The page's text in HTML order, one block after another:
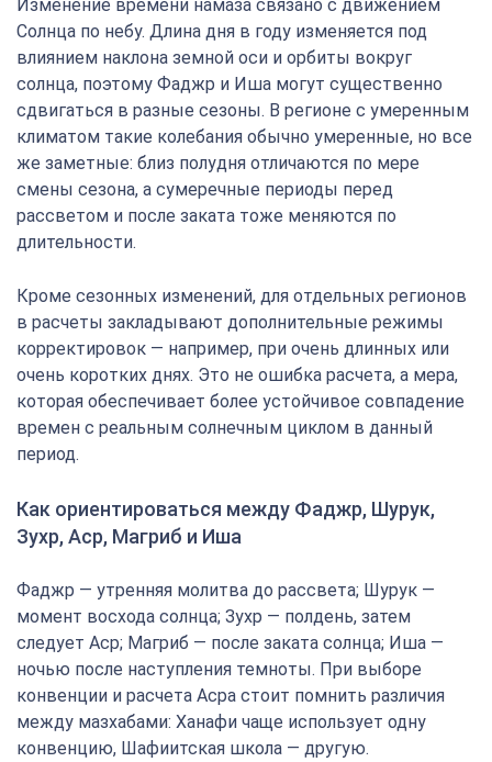
Изменение времени намаза связано с движением
Солнца по небу. Длина дня в году изменяется под
влиянием наклона земной оси и орбиты вокруг
солнца, поэтому Фаджр и Иша могут существенно
сдвигаться в разные сезоны. В регионе с умеренным
климатом такие колебания обычно умеренные, но все
же заметные: близ полудня отличаются по мере
смены сезона, а сумеречные периоды перед
рассветом и после заката тоже меняются по
длительности.
Кроме сезонных изменений, для отдельных регионов
в расчеты закладывают дополнительные режимы
корректировок — например, при очень длинных или
очень коротких днях. Это не ошибка расчета, а мера,
которая обеспечивает более устойчивое совпадение
времен с реальным солнечным циклом в данный
период.
Как ориентироваться между Фаджр, Шурук,
Зухр, Аср, Магриб и Иша
Фаджр — утренняя молитва до рассвета; Шурук —
момент восхода солнца; Зухр — полдень, затем
следует Аср; Магриб — после заката солнца; Иша —
ночью после наступления темноты. При выборе
конвенции и расчета Асра стоит помнить различия
между мазхабами: Ханафи чаще использует одну
конвенцию, Шафиитская школа — другую.